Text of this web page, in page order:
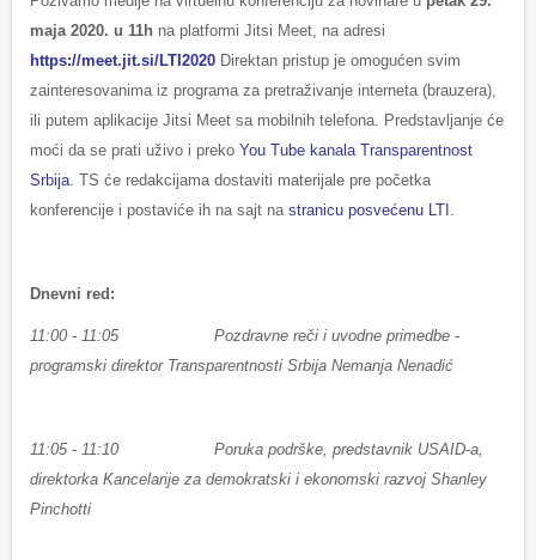
maja 2020. u 11h na platformi Jitsi Meet, na adresi
https://meet.jit.si/LTI2020 Direktan pristup je omogućen svim
zainteresovanima iz programa za pretraživanje interneta (brauzera),
ili putem aplikacije Jitsi Meet sa mobilnih telefona. Predstavljanje će
moći da se prati uživo i preko You Tube kanala Transparentnost
Srbija. TS će redakcijama dostaviti materijale pre početka
konferencije i postaviće ih na sajt na stranicu posvećenu LTI .
Dnevni red:
11:00 - 11:05 Pozdravne reči i uvodne primedbe -
programski direktor Transparentnosti Srbija Nemanja Nenadić
11:05 - 11:10 Poruka podrške, predstavnik USAID-a,
direktorka Kancelarije za demokratski i ekonomski razvoj Shanley
Pinchotti